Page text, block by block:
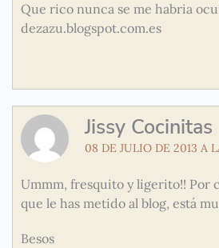
Que rico nunca se me habria
dezazu.blogspot.com.es
Jissy Cocinitas
08 DE JULIO DE 2013 A
Ummm, fresquito y ligerito!! Por
que le has metido al blog, está
Besos